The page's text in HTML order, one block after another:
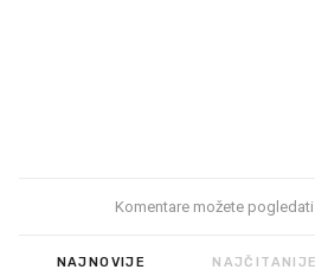
Komentare možete pogledati
NAJNOVIJE NAJČITANIJE